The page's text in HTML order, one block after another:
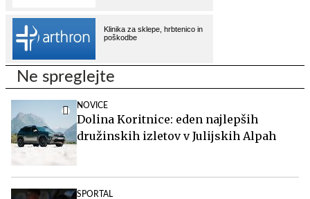
Ne spreglejte
NOVICE
Dolina Koritnice: eden najlepših
družinskih izletov v Julijskih Alpah
SPORTAL